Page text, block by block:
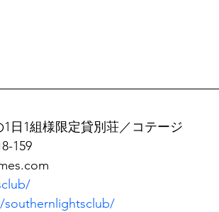
日1組様限定貸別荘／コテージ
159
southernlightsclub/